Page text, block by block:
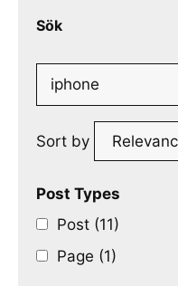
Sök
Search
for:
Sort by
Post Types
Post (11)
Page (1)